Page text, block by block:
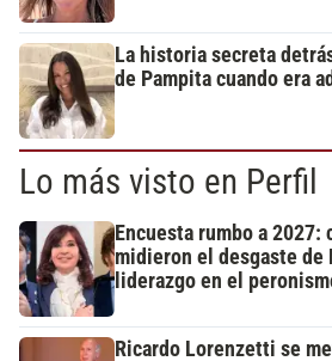
La historia secreta
de Pampita cuando era
Lo más visto en Perfil
Encuesta rumbo a
midieron el desgaste
liderazgo en el
Ricardo Lorenzetti se